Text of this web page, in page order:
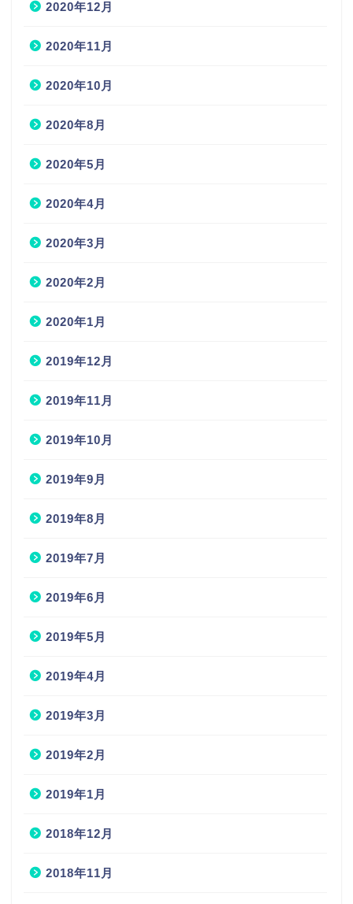
2020年12月
2020年11月
2020年10月
2020年8月
2020年5月
2020年4月
2020年3月
2020年2月
2020年1月
2019年12月
2019年11月
2019年10月
2019年9月
2019年8月
2019年7月
2019年6月
2019年5月
2019年4月
2019年3月
2019年2月
2019年1月
2018年12月
2018年11月